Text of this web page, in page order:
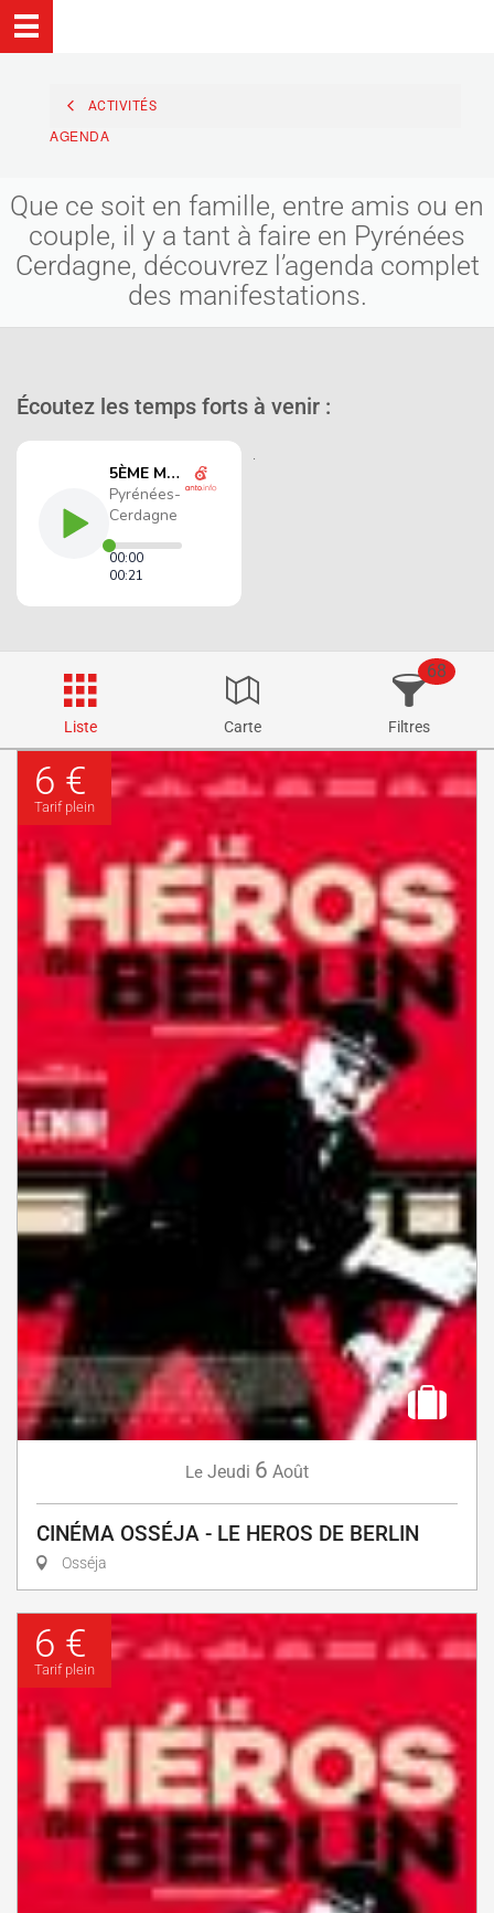
ACTIVITÉS
AGENDA
Que ce soit en famille, entre amis ou en
couple, il y a tant à faire en Pyrénées
Cerdagne, découvrez l’agenda complet
des manifestations.
Écoutez les temps forts à venir :
Liste Carte Filtres
68
6 €
Tarif plein
Le Jeudi 6 Août
CINÉMA OSSÉJA - LE HEROS DE BERLIN
Osséja
6 €
Tarif plein